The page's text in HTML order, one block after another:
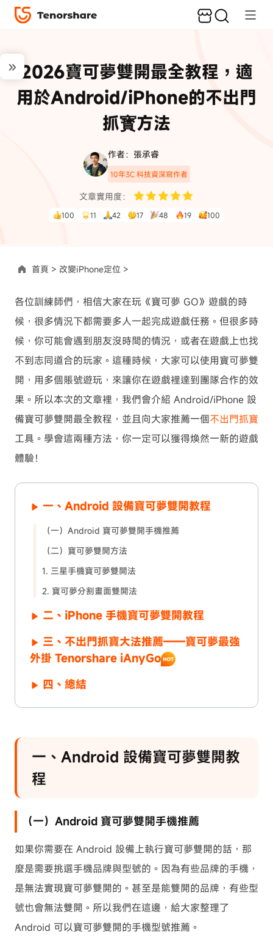
2026寶可夢雙開最全教程，適
用於Android/iPhone的不出門
抓寳方法
作者：張承睿
10年3C 科技資深寫作者
文章實用度：
100 11 42 17 48 19 100
首頁 > 改變iPhone定位 >
各位訓練師們，相信大家在玩《寶可夢 GO》遊戲的時
候，很多情況下都需要多人一起完成遊戲任務。但很多時
候，你可能會遇到朋友沒時間的情況，或者在遊戲上也找
不到志同道合的玩家。這種時候，大家可以使用寶可夢雙
開，用多個賬號遊玩，來讓你在遊戲裡達到團隊合作的效
果。所以本次的文章裡，我們會介紹 Android/iPhone 設
備寶可夢雙開最全教程，並且向大家推薦一個不出門抓寶
工具。學會這兩種方法，你一定可以獲得煥然一新的遊戲
體驗！
一、Android 設備寶可夢雙開教程
（一）Android 寶可夢雙開手機推薦
（二）寶可夢雙開方法
1. 三星手機寶可夢雙開法
2. 寶可夢分割畫面雙開法
二、iPhone 手機寶可夢雙開教程
三、不出門抓寶大法推薦——寶可夢最強
外掛 Tenorshare iAnyGo
四、總結
一、Android 設備寶可夢雙開教
程
（一）Android 寶可夢雙開手機推薦
如果你需要在 Android 設備上執行寶可夢雙開的話，那
麼是需要挑選手機品牌與型號的。因為有些品牌的手機，
是無法實現寶可夢雙開的。甚至是能雙開的品牌，有些型
號也會無法雙開。所以我們在這邊，給大家整理了
Android 可以寶可夢雙開的手機型號推薦。